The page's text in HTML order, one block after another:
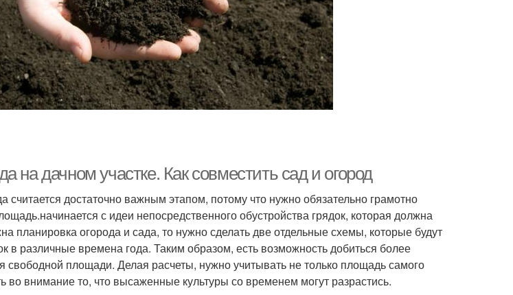
на дачном участке. Как совместить сад и огород
считается достаточно важным этапом, потому что нужно обязательно грамотно
с идеи непосредственного обустройства грядок, которая должна
планировка огорода и сада, то нужно сделать две отдельные схемы, которые будут
в различные времена года. Таким образом, есть возможность добиться более
свободной площади. Делая расчеты, нужно учитывать не только площадь самого
во внимание то, что высаженные культуры со временем могут разрастись.